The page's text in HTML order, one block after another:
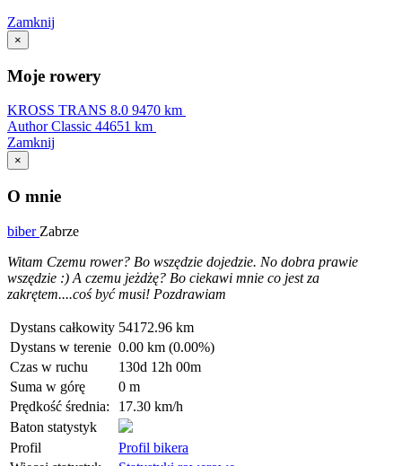
Zamknij
×
Moje rowery
KROSS TRANS 8.0 9470 km
Author Classic 44651 km
Zamknij
×
O mnie
biber Zabrze
Witam Czemu rower? Bo wszędzie dojedzie. No dobra prawie
wszędzie :) A czemu jeżdżę? Bo ciekawi mnie co jest za
zakrętem....coś być musi! Pozdrawiam
Dystans całkowity 54172.96 km
Dystans w terenie 0.00 km (0.00%)
Czas w ruchu
130d 12h 00m
Suma w górę
0 m
Prędkość średnia:
17.30 km/h
Baton statystyk
Profil
Profil bikera